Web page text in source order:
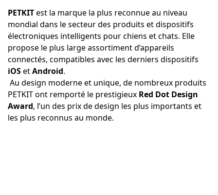
PETKIT est la marque la plus reconnue au niveau
mondial dans le secteur des produits et dispositifs
électroniques intelligents pour chiens et chats. Elle
propose le plus large assortiment d’appareils
iOS et Android.
PETKIT ont remporté le prestigieux Red Dot Design
Award, l’un des prix de design les plus importants et
les plus reconnus au monde.